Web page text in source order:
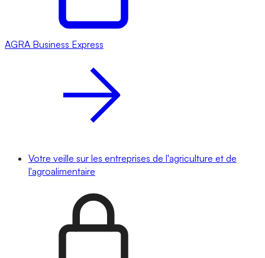
AGRA Business Express
Votre veille sur les entreprises de l'agriculture et de
l'agroalimentaire